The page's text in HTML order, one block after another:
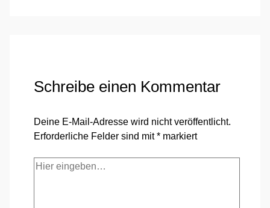
Schreibe einen Kommentar
Deine E-Mail-Adresse wird nicht veröffentlicht.
Erforderliche Felder sind mit* markiert
Hier